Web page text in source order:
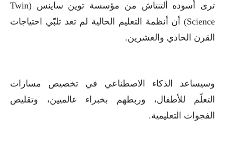
ترى أسوده ألتنتاش من مؤسسة توين ساينس (Twin
Science) أن أنظمة التعليم الحالية لم تعد تلبّي احتياجات
القرن الحادي والعشرين.
وسيساعد الذكاء الاصطناعي في تخصيص مسارات
التعلّم للأطفال، وربطهم بخبراء عالميين، وتقليص
الفجوات التعليمية.